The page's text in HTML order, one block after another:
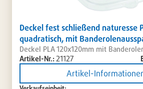
Deckel fest schließend naturesse
quadratisch, mit
Deckel PLA 120x120mm mit
Artikel-Nr.: 21127
Artikel-